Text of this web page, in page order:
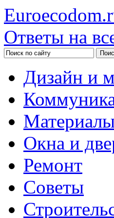
Ответы на
Дизайн и
Окна и
Ремонт
Советы